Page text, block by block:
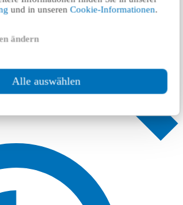
und in unserenCookie-Informationen.
ändern
Alle auswählen